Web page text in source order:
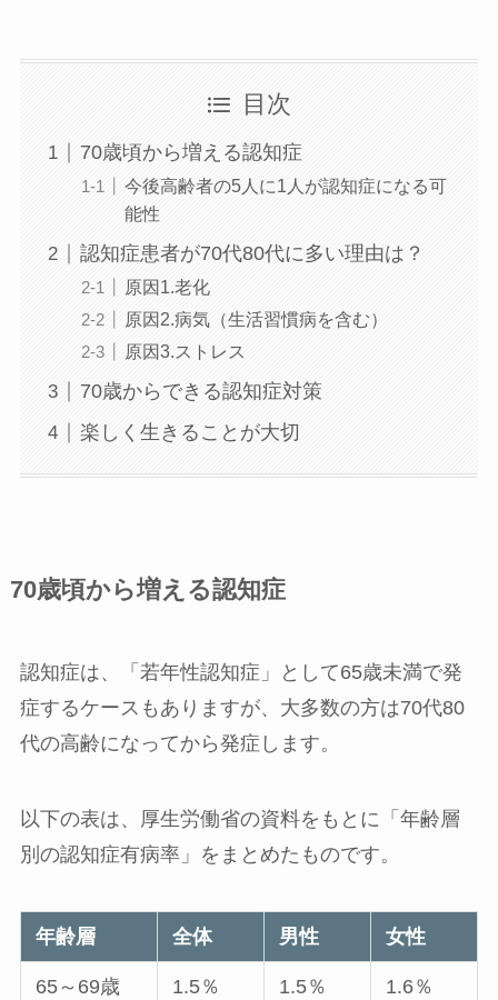
目次
70歳頃から増える認知症
今後高齢者の5人に1人が認知症になる可
能性
認知症患者が70代80代に多い理由は？
原因1.老化
原因2.病気（生活習慣病を含む）
原因3.ストレス
70歳からできる認知症対策
楽しく生きることが大切
70歳頃から増える認知症
認知症は、「若年性認知症」として65歳未満で発
症するケースもありますが、大多数の方は70代80
代の高齢になってから発症します。
以下の表は、厚生労働省の資料をもとに「年齢層
別の認知症有病率」をまとめたものです。
年齢層 全体 男性 女性
65～69歳 1.5％ 1.5％ 1.6％